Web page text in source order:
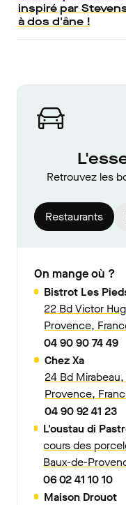
inspiré par
à dos d'âne !
Retrouvez les
Restaurants
On mange où ?
Bistrot Les
22 Bd Victor
Provence,
04 90 90 74 49
Chez Xa
24 Bd
Provence,
04 90 92 41 23
L'oustau di
cours des
Baux-de-
06 02 41 10 10
Maison Drouot